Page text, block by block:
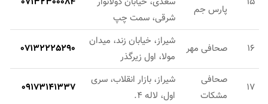
پارس جم
شرقی، سمت چپ
16 صحافی مهر
شیراز، خیابان زند، میدان
مولا، اول زیرگذر
07132225290
17
صحافی
مشکات
شیراز، بازار انقلاب، سری
اول، لاله 4.
09173141337